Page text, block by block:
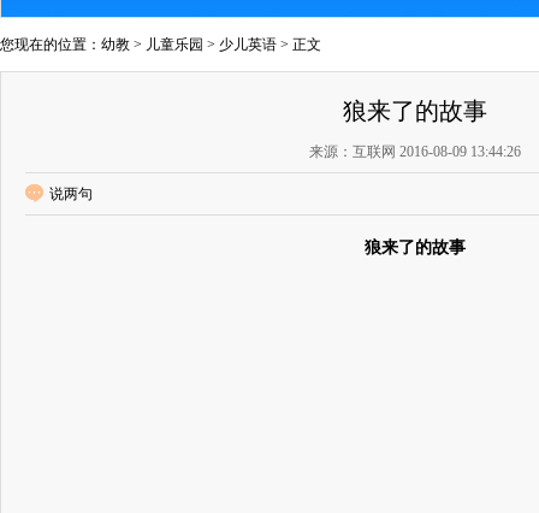
您现在的位置： 幼教 > 儿童乐园 > 少儿英语 > 正文
狼来了的故事
来源：互联网 2016-08-09 13:44:26
说两句
狼来了的故事